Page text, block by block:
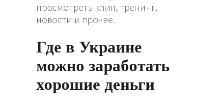
просмотреть клип, тренинг,
новости и прочее.
Где в Украине
можно заработать
хорошие деньги